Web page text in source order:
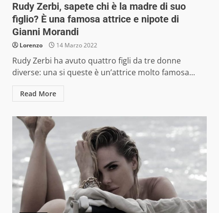
Rudy Zerbi, sapete chi è la madre di suo
figlio? È una famosa attrice e nipote di
Gianni Morandi
Lorenzo 14 Marzo 2022
Rudy Zerbi ha avuto quattro figli da tre donne
diverse: una si queste è un’attrice molto famosa...
Read More